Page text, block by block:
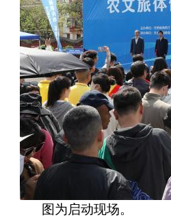
图为启动现场。